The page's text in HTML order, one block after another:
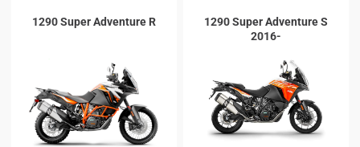
1290 Super Adventure R
1290 Super Adventure S
2016-